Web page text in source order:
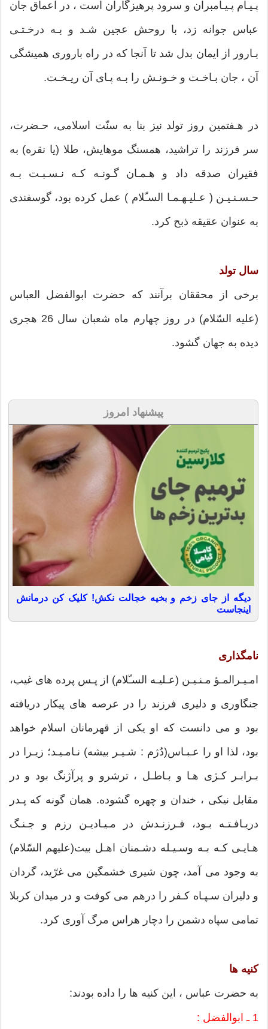
پـیـام پـیـامبران و سرود پرهیزگاران است ، در اعماق جان
عباس جوانه زد، با روحش عجین شـد و بـه درخـتـى
بـارور از ایمان بدل شد تا آنجا كه در راه بارورى همیشگى
آن ، جان بـاخـت و خـونـش را بـه پـاى آن ریـخـت.
در هـفتمین روز تولد نیز بنا به سنّت اسلامى، حـضرت،
سر فرزند را تراشید، همسنگ موهایش، طلا (یا نقره) به
فقیران صدقه داد و هـمـان گـونـه كـه نـسـبـت بـه
حـسـنـیـن ( عـلیـهـمـا السـّلام ) عمل كرده بود، گوسفندى
به عنوان عقیقه ذبح كرد.
سال تولد
برخى از محققان برآنند كه حضرت ابوالفضل العباس
(علیه السّلام) در روز چهارم ماه شعبان سال 26 هجرى
دیده به جهان گشود.
پیشنهاد امروز
دیگه از جای زخم و بخیه خجالت نکش! کلیک کن درمانش
اینجاست
نامگذارى
امـیـرالمـؤ مـنـیـن (عـلیـه السـّلام) از پـس پرده هاى غیب،
جنگاورى و دلیرى فرزند را در عرصه هاى پیكار دریافته
بود و مى دانست كه او یكى از قهرمانان اسلام خواهد
بود، لذا او را عـبـاس(دُژم : شـیـر بیشه) نـامـیـد؛ زیـرا در
بـرابـر كـژی هـا و بـاطـل ، ترشرو و پرآژنگ بود و در
مقابل نیكى ، خندان و چهره گشوده. همان گونه كه پـدر
دریـافـتـه بـود، فـرزنـدش در مـیـادیـن رزم و جـنـگ
هـایـى كـه بـه وسـیـله دشـمنان اهـل بیت(علیهم السّلام)
به وجود مى آمد، چون شیرى خشمگین مى غرّید، گردان
و دلیران سـپـاه كـفر را درهم مى كوفت و در میدان كربلا
تمامى سپاه دشمن را دچار هراس مرگ آورى كرد.
كنیه ها
به حضرت عباس ، این كنیه ها را داده بودند:
1 ـ ابوالفضل :